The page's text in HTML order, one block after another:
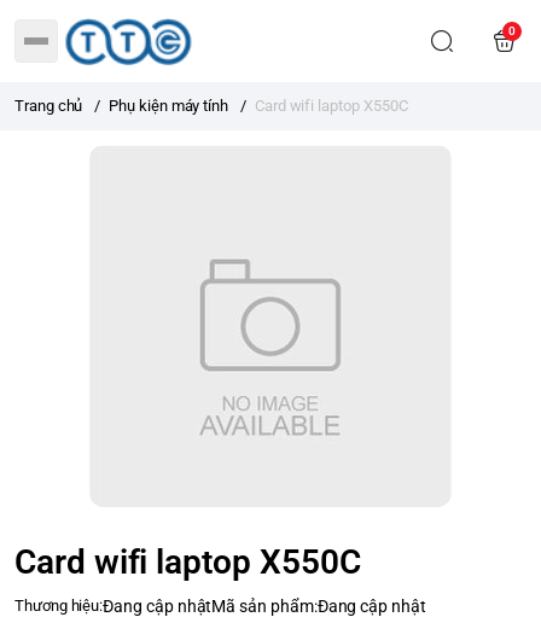
0
Trang chủ / Phụ kiện máy tính / Card wifi laptop X550C
Card wifi laptop X550C
Thương hiệu:Đang cập nhậtMã sản phẩm:Đang cập nhật